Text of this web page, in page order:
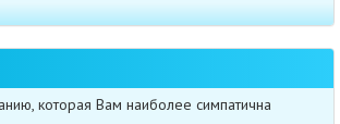
которая Вам наиболее симпатична